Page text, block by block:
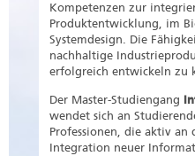
Kompetenzen zur
Produktentwicklung, im
Systemdesign. Die
nachhaltige
erfolgreich entwickeln zu
Der Master-Studiengang
wendet sich an
Professionen, die aktiv an
Integration neuer